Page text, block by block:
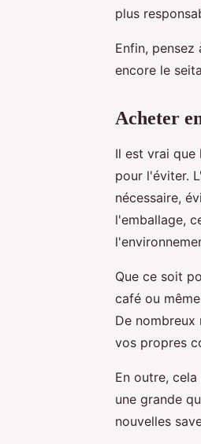
plus
Enfin,
encore le
Acheter
Il est vrai que
pour l'éviter.
nécessaire,
l'emballage,
Que ce soit
café ou
De
vos propres
En outre,
une grande
nouvelles